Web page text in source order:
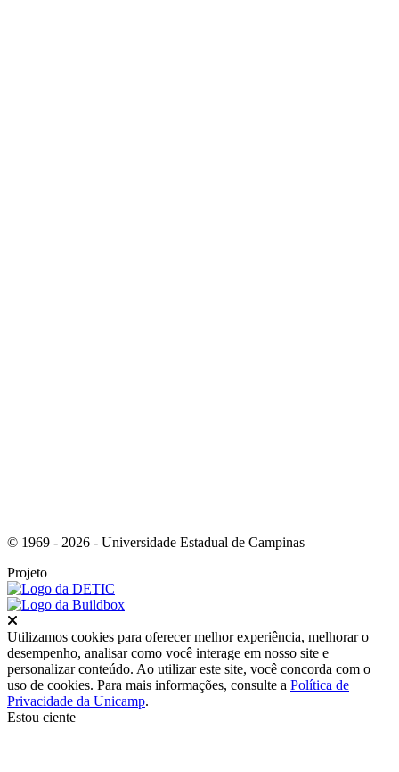
© 1969 - 2026 - Universidade Estadual de Campinas
Projeto
Utilizamos cookies para oferecer melhor experiência, melhorar o
desempenho, analisar como você interage em nosso site e
personalizar conteúdo. Ao utilizar este site, você concorda com o
uso de cookies. Para mais informações, consulte a Política de
Privacidade da Unicamp.
Estou ciente